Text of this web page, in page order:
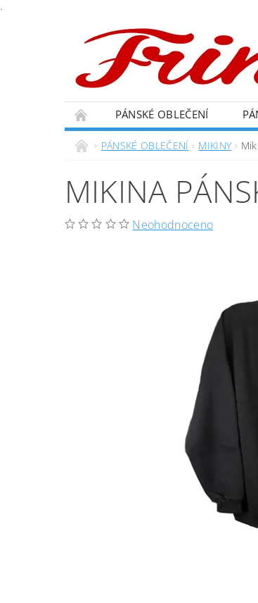
.
PÁNSKÉ OBLEČENÍ
PÁNSKÉ OBLEČENÍ MIKINY
MIKINA
Neohodnoceno